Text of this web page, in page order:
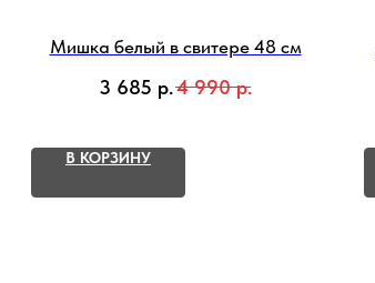
Мишка белый в свитере 48 см
3 685 р.4 990 р.
В КОРЗИНУ